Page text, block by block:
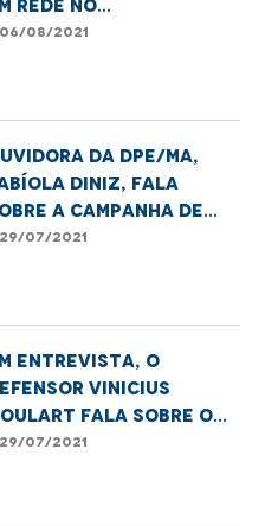
rede no
à
08/2021
da DPE/MA,
Diniz, fala
a campanha de
à violência
07/2021
entrevista, o
Vinicius
fala sobre o
que o CIAPVI
07/2021